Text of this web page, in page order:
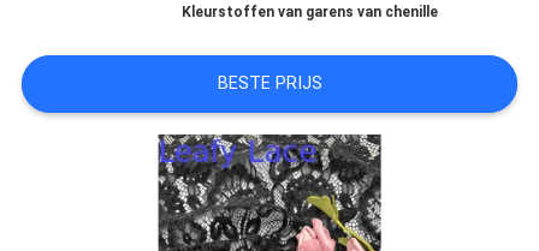
PRIVACYBELEID
Kleurstoffen van garens van chenille
BESTE PRIJS